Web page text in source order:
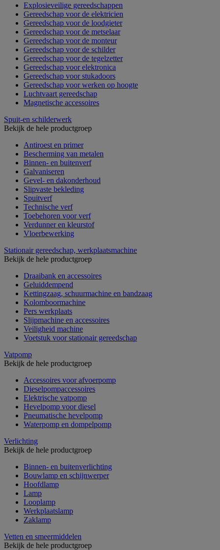
Explosieveilige gereedschappen
Gereedschap voor de elektricien
Gereedschap voor de loodgieter
Gereedschap voor de metselaar
Gereedschap voor de monteur
Gereedschap voor de schilder
Gereedschap voor de tegelzetter
Gereedschap voor elektronica
Gereedschap voor stukadoors
Gereedschap voor werken op hoogte
Luchtvaart gereedschap
Magnetische accessoires
Spuit-en schilderwerk
Bekijk de hele productgroep
Antiroest en primer
Bescherming van metalen
Binnen- en buitenverf
Galvaniseren
Gevel- en dakonderhoud
Slipvaste bekleding
Spuitverf
Technische verf
Toebehoren voor verf
Verdunner en kleurstof
Vloerbewerking
Stationair gereedschap, werkplaatsmachine
Bekijk de hele productgroep
Draaibank en accessoires
Geluiddempend
Kettingzaag, schuurmachine en bandzaag
Kolomboormachine
Pers werkplaats
Slijpmachine en accessoires
Veiligheid machine
Voetstuk voor stationair gereedschap
Vatpomp
Bekijk de hele productgroep
Accessoires voor afvoerpomp
Dieselpompaccessoires
Elektrische vatpomp
Hevelpomp voor diesel
Pneumatische hevelpomp
Waterpomp en dompelpomp
Verlichting
Bekijk de hele productgroep
Binnen- en buitenverlichting
Bouwlamp en schijnwerper
Hoofdlamp
Lamp
Looplamp
Werkplaatslamp
Zaklamp
Vetten en smeermiddelen
Bekijk de hele productgroep